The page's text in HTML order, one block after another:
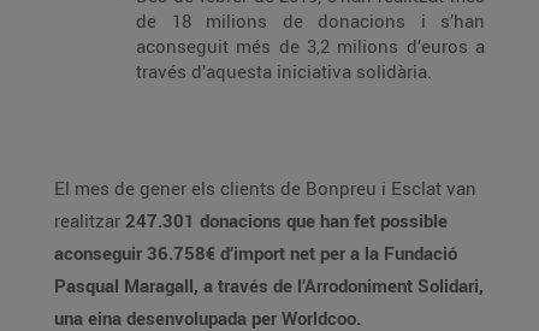
de 18 milions de donacions i s’han
aconseguit més de 3,2 milions d’euros a
través d’aquesta iniciativa solidària.
El mes de gener els clients de Bonpreu i Esclat van
realitzar 247.301 donacions que han fet possible
aconseguir 36.758€ d’import net per a la Fundació
Pasqual Maragall, a través de l’Arrodoniment Solidari,
una eina desenvolupada per Worldcoo.